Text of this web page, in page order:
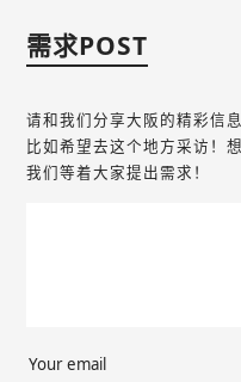
需求POST
请和我们分享大阪的精彩信息
比如希望去这个地方采访！
我们等着大家提出需求！